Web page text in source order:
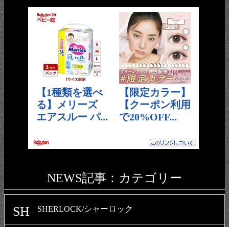
NEWS記事：カテゴリー
SH SHERLOCK/シャーロック